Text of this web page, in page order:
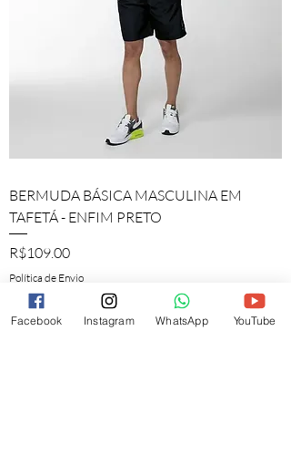
BERMUDA BÁSICA MASCULINA EM
TAFETÁ - ENFIM PRETO
Price
R$109.00
Política de Envio
Facebook Instagram WhatsApp YouTube